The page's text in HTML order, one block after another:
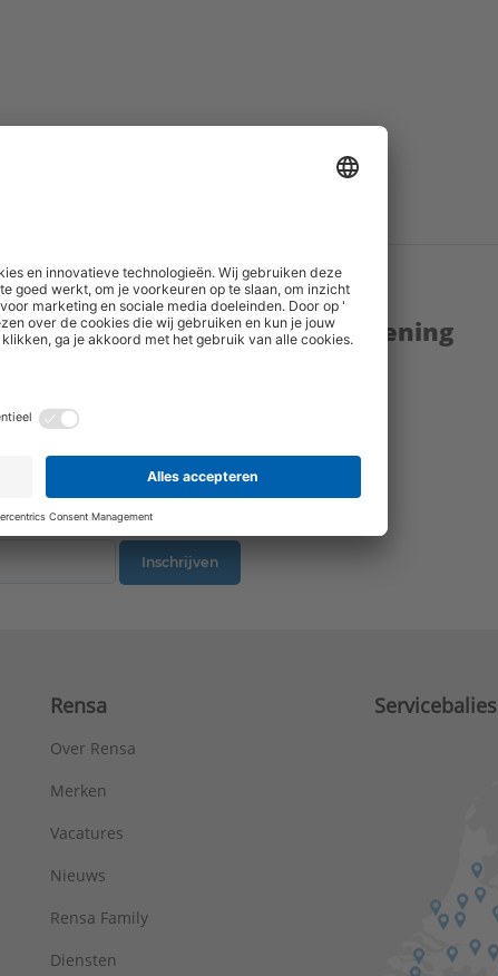
DE() Deeplinks()
en onze dienstverlening
Inschrijven
Rensa
Over Rensa
Merken
Vacatures
Nieuws
Rensa Family
Diensten
Servicebalies